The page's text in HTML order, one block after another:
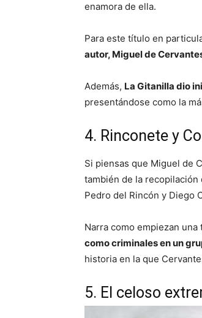
enamora de ella.
Para este título en
autor, Miguel de
Además, La Gitanilla dio
presentándose como la
4. Rinconete y
Si piensas que Miguel de
también de la recopilación
Pedro del Rincón y Diego
Narra como empiezan
como criminales en un
historia en la que
5. El celoso